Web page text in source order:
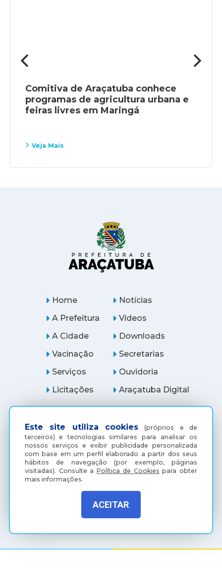
Comitiva de Araçatuba conhece
programas de agricultura urbana e
feiras livres em Maringá
Veja Mais
Este site utiliza cookies (próprios e de
terceiros) e tecnologias similares para analisar os
nossos serviços e exibir publicidade personalizada
com base em um perfil elaborado a partir dos seus
hábitos de navegação (por exemplo, páginas
visitadas). Consulte aPolítica de Cookies para obter
mais informações.
ACEITAR
Home
A Prefeitura
A Cidade
Notícias
Vídeos
Downloads
Vacinação
Serviços
Licitações
Secretarias
Ouvidoria
Araçatuba Digital
(18) 3607-6500